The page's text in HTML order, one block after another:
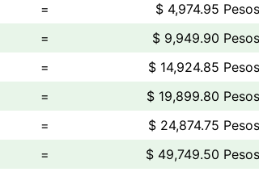
=
$ 4,974.95 Pesos
=
$ 9,949.90 Pesos
=
$ 14,924.85 Pesos
=
$ 19,899.80 Pesos
=
$ 24,874.75 Pesos
=
$ 49,749.50 Pesos